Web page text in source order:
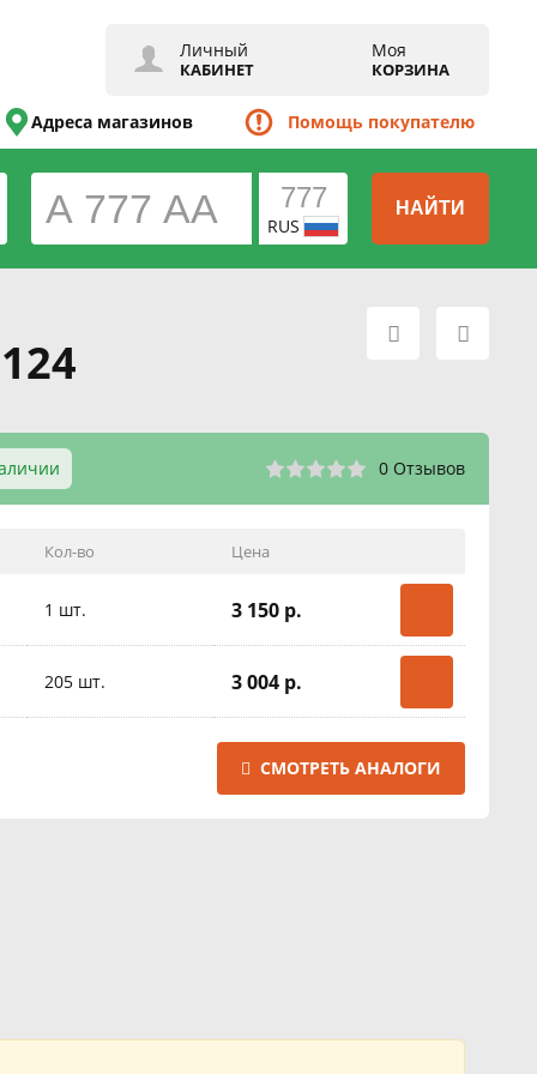
Личный
КАБИНЕТ
Моя
КОРЗИНА
Адреса магазинов Помощь покупателю
RUS
НАЙТИ
0 Отзывов
Кол-во Цена
1 шт. 3 150 р.
205 шт. 3 004 р.
СМОТРЕТЬ АНАЛОГИ